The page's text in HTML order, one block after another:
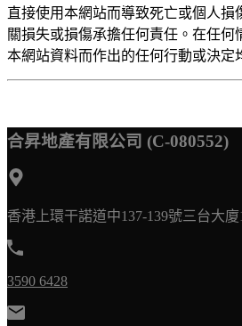
直接使用本網站而導致死亡或個人損
關損失或損傷承擔任何責任。在任何
本網站資料而作出的任何行動或決定
合昇地產有限公司 (C-080552)
香港上環干諾道中137-139號三台大廈
3590 6428